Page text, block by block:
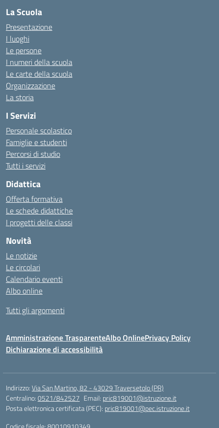
La Scuola
Presentazione
I luoghi
Le persone
I numeri della scuola
Le carte della scuola
Organizzazione
La storia
I Servizi
Personale scolastico
Famiglie e studenti
Percorsi di studio
Tutti i servizi
Didattica
Offerta formativa
Le schede didattiche
I progetti delle classi
Novità
Le notizie
Le circolari
Calendario eventi
Albo online
Tutti gli argomenti
Amministrazione TrasparenteAlbo OnlinePrivacy Policy
Dichiarazione di accessibilità
Indirizzo:Via San Martino, 82 - 43029 Traversetolo (PR)
Centralino:0521/842527 Email: pric819001@istruzione.it
Posta elettronica certificata (PEC): pric819001@pec.istruzione.it